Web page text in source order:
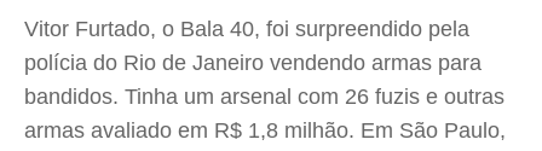
Vitor Furtado, o Bala 40, foi surpreendido pela
polícia do Rio de Janeiro vendendo armas para
bandidos. Tinha um arsenal com 26 fuzis e outras
armas avaliado em R$ 1,8 milhão. Em São Paulo,